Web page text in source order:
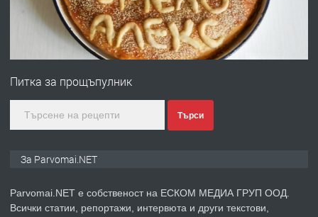
преди 1 година
ПРЕДЛАГА
Първи поход "По стъпките на Ангел
Войвода"
ПРЕДЛАГА
Монтажник на малки детайли за
преди 1 година
Питка за прощъпулник
Търси
За Parvomai.NET
Parvomai.NET е собственост на ЕСКОМ МЕДИА ГРУП ООД.
Всички статии, репортажи, интервюта и други текстови,